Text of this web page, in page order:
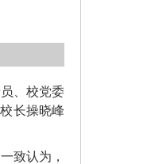
、校党委
长操晓峰
致认为，